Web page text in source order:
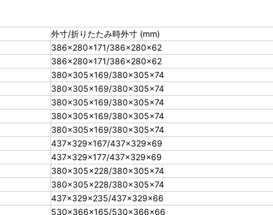
外寸/折りたたみ時外寸 (mm)
386×280×171/386×280×62
386×280×171/386×280×62
380×305×169/380×305×74
380×305×169/380×305×74
380×305×169/380×305×74
380×305×169/380×305×74
380×305×169/380×305×74
437×329×167/437×329×69
437×329×177/437×329×69
380×305×228/380×305×74
380×305×228/380×305×74
437×329×235/437×329×66
530×366×165/530×366×66